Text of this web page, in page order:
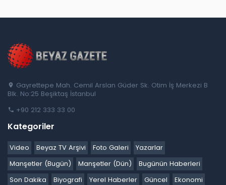
Gayrettepe Mah. Cemil Arslan Güder Sk. Otim İş Merkezi B
Blk. No:25 Beşiktaş İstanbul
+90 212 333 33 00
Kategoriler
Video Beyaz TV Arşivi Foto Galeri
Yazarlar
Manşetler (Bugün)
Manşetler (Dün)
Bugünün Haberleri
Son Dakika
Biyografi Yerel Haberler Güncel
Ekonomi